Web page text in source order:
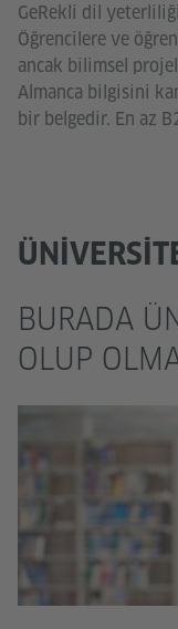
GeRekli dil
Öğrencilere ve
ancak bilimsel
Almanca bilgisini
bir belgedir. En az
BURADA
OLUP